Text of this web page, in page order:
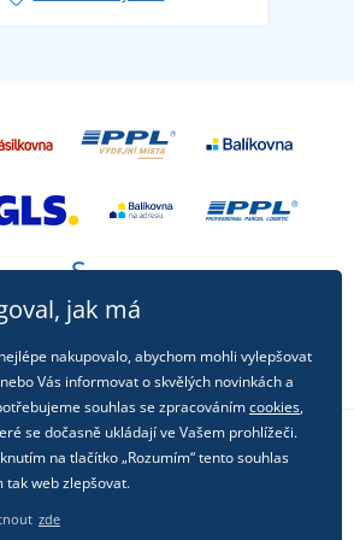
nás na sociálních sítích
jak má
nakupovalo, abychom mohli vylepšovat
Vás informovat o skvělých novinkách a
souhlas se zpracovánímcookies,
se dočasně ukládají ve Vašem prohlížeči.
na tlačítko „Rozumím“ tento souhlas
tak web zlepšovat.
zde